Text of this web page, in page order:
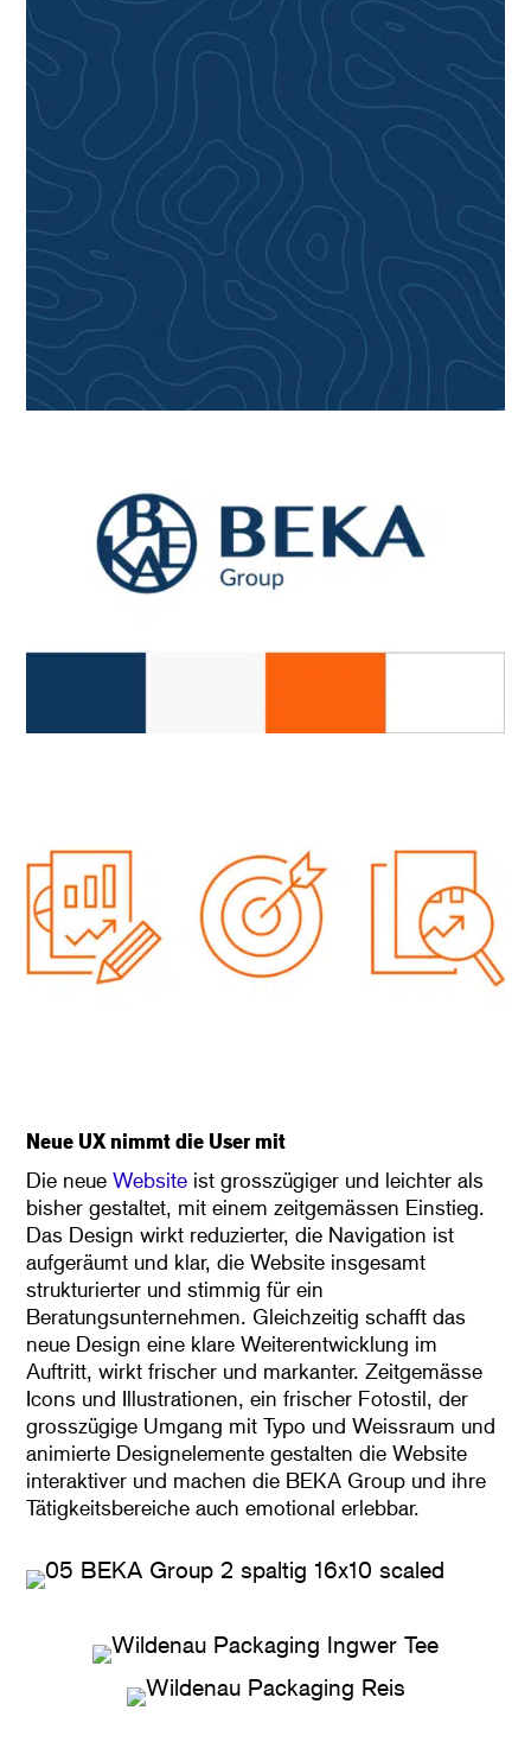
Neue UX nimmt die User mit
Die neueWebsite ist grosszügiger und leichter als
bisher gestaltet, mit einem zeitgemässen Einstieg.
Das Design wirkt reduzierter, die Navigation ist
aufgeräumt und klar, die Website insgesamt
strukturierter und stimmig für ein
Beratungsunternehmen. Gleichzeitig schafft das
neue Design eine klare Weiterentwicklung im
Auftritt, wirkt frischer und markanter. Zeitgemässe
Icons und Illustrationen, ein frischer Fotostil, der
grosszügige Umgang mit Typo und Weissraum und
animierte Designelemente gestalten die Website
interaktiver und machen die BEKA Group und ihre
Tätigkeitsbereiche auch emotional erlebbar.